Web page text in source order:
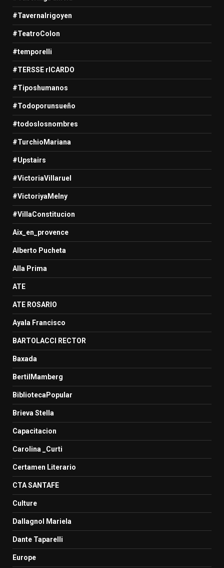
#TavernaIrigoyen
#TeatroColon
#temporelli
#TERSSE rICARDO
#Tiposhumanos
#Todoporunsueño
#todoslosnombres
#TurchioMariana
#Upstairs
#VictoriaVillaruel
#VictoriyaMelny
#VillaConstitucion
Aix_en_provence
Alberto Pucheta
Alla Prima
ATE
ATE ROSARIO
Ayala Francisco
BARTOLACCI RECTOR
Baxada
BertilMamberg
BibliotecaPopular
Brieva Stella
Capacitacion
Carolina _Curti
Certamen Literario
CTA SANTAFE
Culture
Dallagnol Mariela
Dante Taparelli
Europe